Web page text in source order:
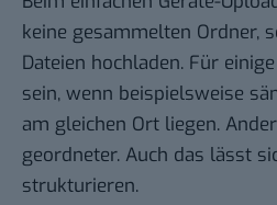
keine gesammelten Ordner,
Dateien hochladen. Für
sein, wenn beispielsweise
am gleichen Ort liegen.
geordneter. Auch das lässt
strukturieren.